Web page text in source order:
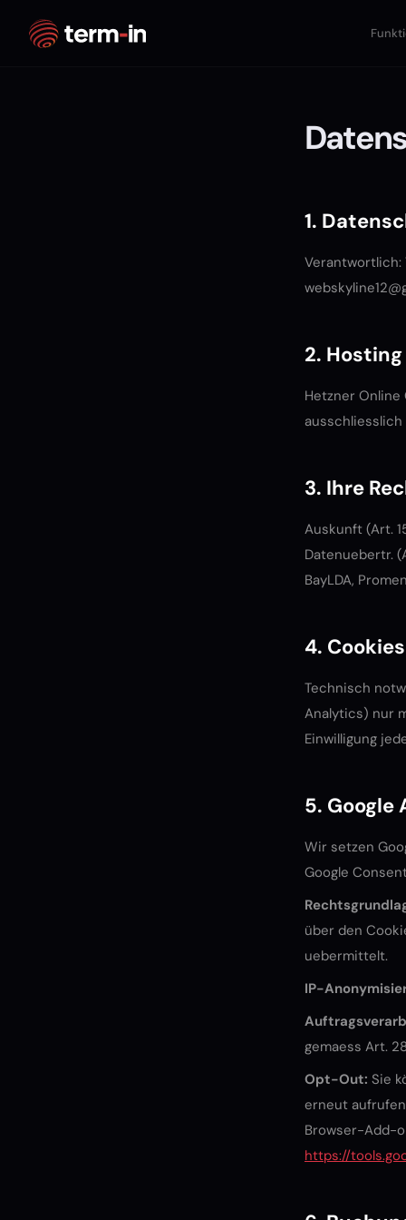
1.
Verantwortlich:
2. Hosting
Hetzner Online
3. Ihre
Auskunft (Art.
Datenuebertr.
BayLDA,
4. Cookies
Technisch
Analytics) nur
Einwilligung
5. Google
Wir setzen
Google
über den
uebermittelt.
IP-
gemaess Art.
Opt-Out: Sie
erneut
Browser-Add-
https://